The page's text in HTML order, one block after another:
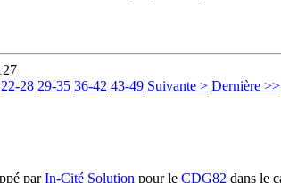
22-28 29-35 36-42 43-49 Suivante > Dernière >>
parIn-Cité Solution pour le CDG82 dans le